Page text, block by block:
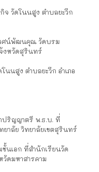
วัดโนนสูง ตำบลยะวึก
วศน์พัฒนคุณ วัดบรม
งหวัดสุรินทร์
นนสูง ตำบลยะวึก อำเภอ
ญญาตรี พ.ธ.บ. ที่
าลัย วิทยาลัยเขตสุรินทร์
อก ที่สำนักเรียนวัด
วัดมหาสารคาม